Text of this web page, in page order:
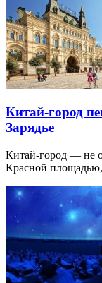
Китай-город
Зарядье
Китай-город — не
Красной